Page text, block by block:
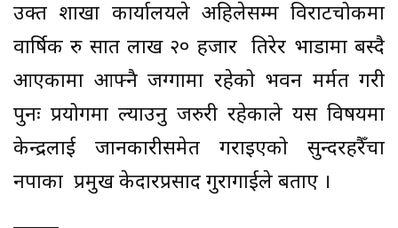
उक्त शाखा कार्यालयले अहिलेसम्म विराटचोकमा
वार्षिक रु सात लाख २० हजार तिरेर भाडामा बस्दै
आएकामा आफ्नै जग्गामा रहेको भवन मर्मत गरी
पुनः प्रयोगमा ल्याउनु जरुरी रहेकाले यस विषयमा
केन्द्रलाई जानकारीसमेत गराइएको सुन्दरहरैँचा
नपाका प्रमुख केदारप्रसाद गुरागाईले बताए ।